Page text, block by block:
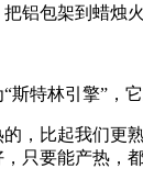
铝包架到蜡烛
特林引擎”，
，比起我们更
只要能产热，